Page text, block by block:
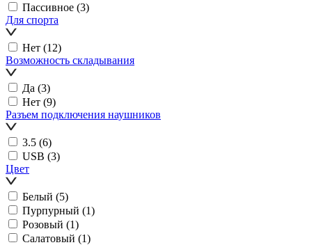
Пассивное (3)
Для спорта
Нет (12)
Возможность складывания
Да (3)
Нет (9)
Разъем подключения наушников
3.5 (6)
USB (3)
Цвет
Белый (5)
Пурпурный (1)
Розовый (1)
Салатовый (1)